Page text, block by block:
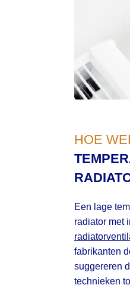
HOE
Een lage
radiator met
fabrikanten
suggereren
technieken